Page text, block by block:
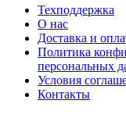
Техподдержка
О нас
Доставка и
Политика
персональных
Условия
Контакты